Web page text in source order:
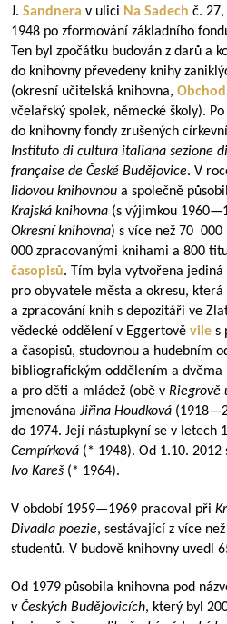
J. Sandnera v ulici Na Sadech č.
1948 po zformování základního
Ten byl zpočátku budován z darů a
do knihovny převedeny knihy
(okresní učitelská knihovna,
včelařský spolek, německé školy).
do knihovny fondy zrušených
Instituto di cultura italiana sezione
française de České Budějovice. V
lidovou knihovnou a společně
Krajská knihovna (s výjimkou
Okresní knihovna) s více než 70
000 zpracovanými knihami a 800
časopisů. Tím byla vytvořena
pro obyvatele města a okresu,
a zpracování knih s depozitáři ve
vědecké oddělení v Eggertově vile s
a časopisů, studovnou a hudebním
bibliografickým oddělením a
a pro děti a mládež (obě v Riegrově
jmenována Jiřina Houdková (
do 1974. Její nástupkyní se v letech
Cempírková (* 1948). Od 1.10.
Ivo Kareš (* 1964).
V období 1959—1969 pracoval při
Divadla poezie, sestávající z více
studentů. V budově knihovny uvedl
Od 1979 působila knihovna pod
v Českých Budějovicích, který byl